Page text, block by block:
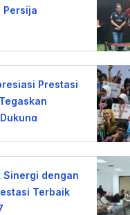
Persija
Prestasi
Sinergi dengan
Terbaik